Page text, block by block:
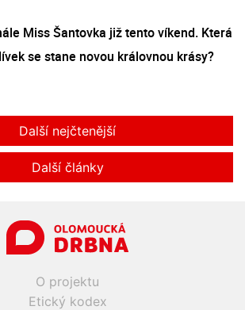
Miss Šantovka již tento víkend. Která
se stane novou královnou krásy?
Další nejčtenější
Další články
O projektu
Etický kodex